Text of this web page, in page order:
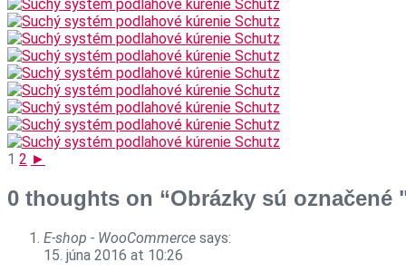
1 2 ►
0 thoughts on “Obrázky sú
E-shop - WooCommerce says:
15. júna 2016 at 10:26